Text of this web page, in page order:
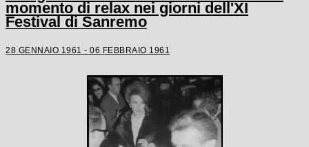
momento di relax nei giorni dell'XI
Festival di Sanremo
28 GENNAIO 1961 - 06 FEBBRAIO 1961